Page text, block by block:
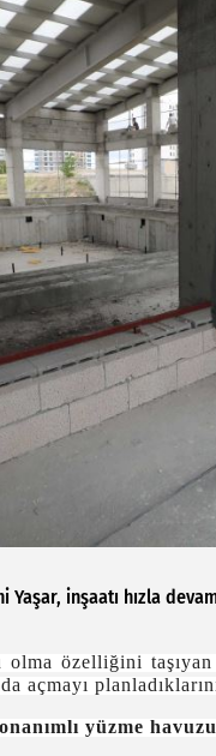
Yaşar, inşaatı hızla
özelliğini
açmayı
yüzme havuzu